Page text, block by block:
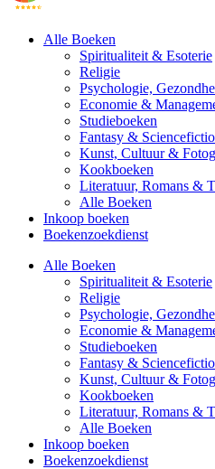
Alle Boeken
Spiritualiteit & Esoterie
Religie
Psychologie,
Economie &
Studieboeken
Fantasy &
Kunst, Cultuur &
Kookboeken
Literatuur, Romans &
Alle Boeken
Inkoop boeken
Boekenzoekdienst
Alle Boeken
Spiritualiteit & Esoterie
Religie
Psychologie,
Economie &
Studieboeken
Fantasy &
Kunst, Cultuur &
Kookboeken
Literatuur, Romans &
Alle Boeken
Inkoop boeken
Boekenzoekdienst